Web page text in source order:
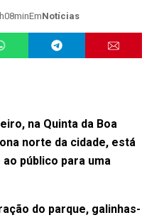
EmNotícias
na Quinta da Boa
norte da cidade, está
público para uma
do parque, galinhas-